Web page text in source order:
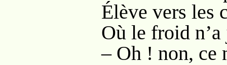
Élève vers les
Où le froid
– Oh ! non, ce